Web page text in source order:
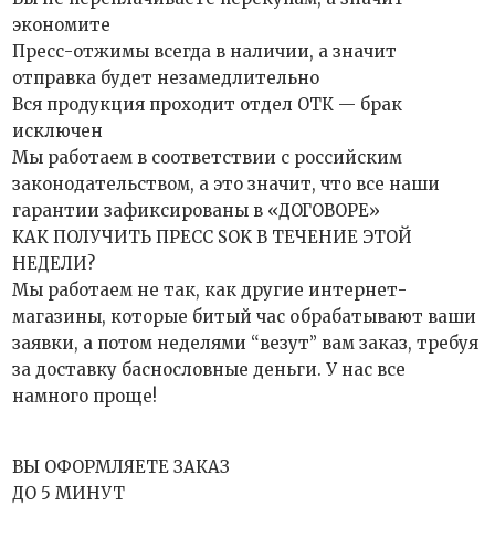
экономите
Пресс-отжимы всегда в наличии, а значит
отправка будет незамедлительно
Вся продукция проходит отдел ОТК — брак
исключен
Мы работаем в соответствии с российским
законодательством, а это значит, что все наши
гарантии зафиксированы в «ДОГОВОРЕ»
КАК ПОЛУЧИТЬ ПРЕСС SOK В ТЕЧЕНИЕ ЭТОЙ
НЕДЕЛИ?
Мы работаем не так, как другие интернет-
магазины, которые битый час обрабатывают ваши
заявки, а потом неделями “везут” вам заказ, требуя
за доставку баснословные деньги. У нас все
намного проще!
ВЫ ОФОРМЛЯЕТЕ ЗАКАЗ
ДО 5 МИНУТ